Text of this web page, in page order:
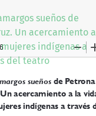
detalles del artículo
sueños de
Un acercamiento a
indígenas a
del teatro